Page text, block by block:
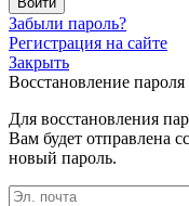
Забыли пароль?
Регистрация на сайте
Закрыть
Восстановление пароля
Для восстановления
Вам будет отправлена
новый пароль.